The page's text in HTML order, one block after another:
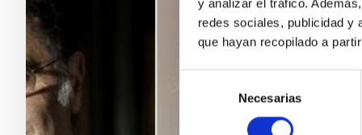
y analizar el tráfico.
redes sociales, publicidad y
que hayan recopilado a
consentimiento
Necesarias
Two
On 9